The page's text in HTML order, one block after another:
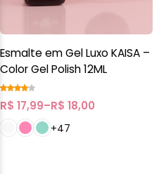
Esmalte em Gel Luxo KAISA –
Color Gel Polish 12ML
R$ 17,99–R$ 18,00
+47